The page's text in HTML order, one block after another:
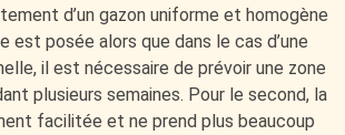
d’un gazon uniforme et homogène
est posée alors que dans le cas d’une
il est nécessaire de prévoir une zone
plusieurs semaines. Pour le second, la
facilitée et ne prend plus beaucoup